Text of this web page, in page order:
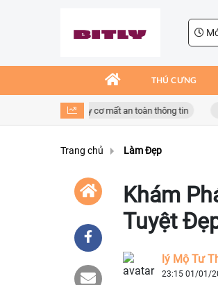
THÚ CƯNG
giả mạo, nguy cơ mất an toàn thông tin
Trang chủ Làm Đẹp
Khám
Tuyệt
lý Mộ Tư
23:15 01/01/